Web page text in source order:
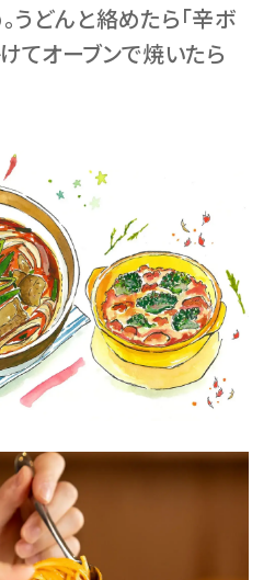
うどんと絡めたら「辛ボ
てオーブンで焼いたら